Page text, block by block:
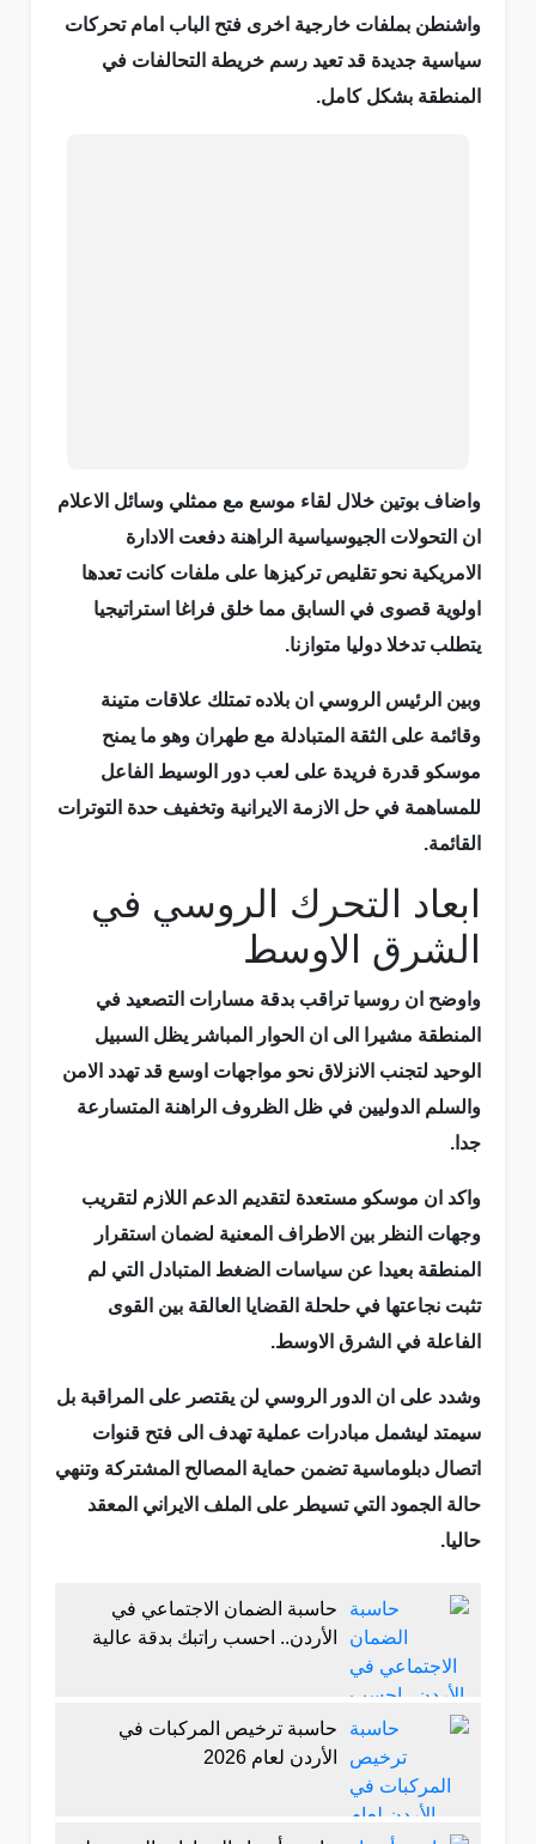
واشنطن بملفات خارجية اخرى فتح الباب امام تحركات
سياسية جديدة قد تعيد رسم خريطة التحالفات في
المنطقة بشكل كامل.
واضاف بوتين خلال لقاء موسع مع ممثلي وسائل الاعلام
ان التحولات الجيوسياسية الراهنة دفعت الادارة
الامريكية نحو تقليص تركيزها على ملفات كانت تعدها
اولوية قصوى في السابق مما خلق فراغا استراتيجيا
يتطلب تدخلا دوليا متوازنا.
وبين الرئيس الروسي ان بلاده تمتلك علاقات متينة
وقائمة على الثقة المتبادلة مع طهران وهو ما يمنح
موسكو قدرة فريدة على لعب دور الوسيط الفاعل
للمساهمة في حل الازمة الايرانية وتخفيف حدة التوترات
القائمة.
ابعاد التحرك الروسي في
الشرق الاوسط
واوضح ان روسيا تراقب بدقة مسارات التصعيد في
المنطقة مشيرا الى ان الحوار المباشر يظل السبيل
الوحيد لتجنب الانزلاق نحو مواجهات اوسع قد تهدد الامن
والسلم الدوليين في ظل الظروف الراهنة المتسارعة
جدا.
واكد ان موسكو مستعدة لتقديم الدعم اللازم لتقريب
وجهات النظر بين الاطراف المعنية لضمان استقرار
المنطقة بعيدا عن سياسات الضغط المتبادل التي لم
تثبت نجاعتها في حلحلة القضايا العالقة بين القوى
الفاعلة في الشرق الاوسط.
وشدد على ان الدور الروسي لن يقتصر على المراقبة بل
سيمتد ليشمل مبادرات عملية تهدف الى فتح قنوات
اتصال دبلوماسية تضمن حماية المصالح المشتركة وتنهي
حالة الجمود التي تسيطر على الملف الايراني المعقد
حاليا.
حاسبة الضمان الاجتماعي في
الأردن.. احسب راتبك بدقة عالية
حاسبة ترخيص المركبات في
الأردن لعام 2026